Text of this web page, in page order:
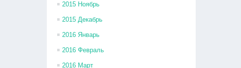
2015 Ноябрь
2015 Декабрь
2016 Январь
2016 Февраль
2016 Март